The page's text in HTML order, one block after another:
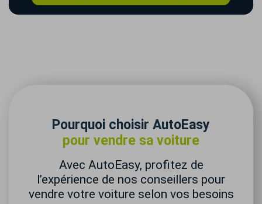
Pourquoi choisir AutoEasy
pour vendre sa voiture
Avec AutoEasy, profitez de
l’expérience de nos conseillers pour
vendre votre voiture selon vos besoins